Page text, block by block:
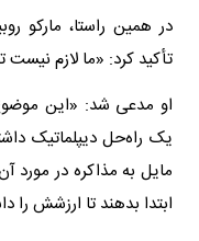
در همین راستا، مارکو
تأکید کرد: «ما لازم نیست
او مدعی شد: «این
یک راه‌حل دیپلماتیک
مایل به مذاکره در مورد
ابتدا بدهند تا ارزشش را